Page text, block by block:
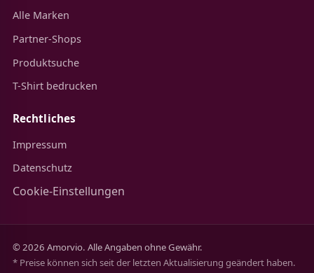
Alle Marken
Partner-Shops
Produktsuche
T-Shirt bedrucken
Rechtliches
Impressum
Datenschutz
Cookie-Einstellungen
© 2026 Amorvio. Alle Angaben ohne Gewähr.
* Preise können sich seit der letzten Aktualisierung geändert haben.